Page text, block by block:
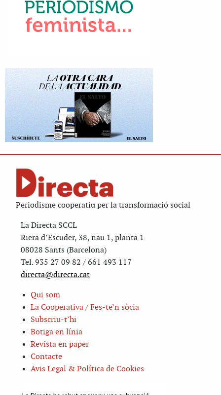
Periodisme cooperatiu per la transformació social
La Directa SCCL
Riera d’Escuder, 38, nau 1, planta 1
08028 Sants (Barcelona)
Tel. 935 27 09 82 / 661 493 117
directa@directa.cat
Qui som
La Cooperativa / Fes-te’n sòcia
Subscriu-t’hi
Botiga en línia
Revista en paper
Contacte
Avis Legal & Política de Cookies